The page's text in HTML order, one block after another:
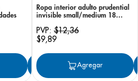
Agregar
Ropa interior adulto prudential
invisible small/medium 18
PVP:$12,36
$9,89
Agregar